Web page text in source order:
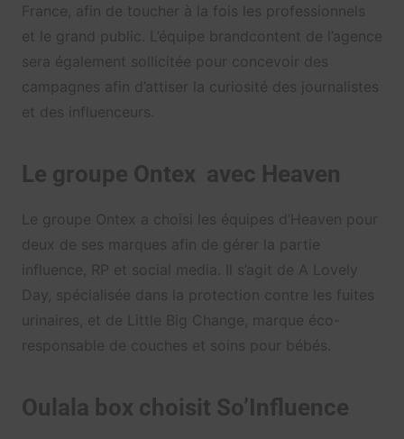
France, afin de toucher à la fois les professionnels
et le grand public. L’équipe brandcontent de l’agence
sera également sollicitée pour concevoir des
campagnes afin d’attiser la curiosité des journalistes
et des influenceurs.
Le groupe Ontex avec Heaven
Le groupe Ontex a choisi les équipes d’Heaven pour
deux de ses marques afin de gérer la partie
influence, RP et social media. Il s’agit de A Lovely
Day, spécialisée dans la protection contre les fuites
urinaires, et de Little Big Change, marque éco-
responsable de couches et soins pour bébés.
Oulala box choisit So’Influence